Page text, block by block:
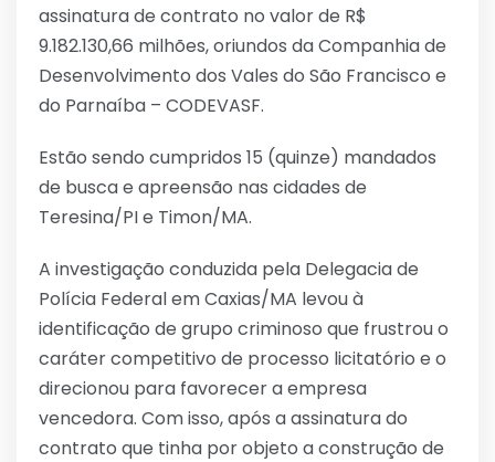
assinatura de contrato no valor de R$
9.182.130,66 milhões, oriundos da Companhia de
Desenvolvimento dos Vales do São Francisco e
do Parnaíba – CODEVASF.
Estão sendo cumpridos 15 (quinze) mandados
de busca e apreensão nas cidades de
Teresina/PI e Timon/MA.
A investigação conduzida pela Delegacia de
Polícia Federal em Caxias/MA levou à
identificação de grupo criminoso que frustrou o
caráter competitivo de processo licitatório e o
direcionou para favorecer a empresa
vencedora. Com isso, após a assinatura do
contrato que tinha por objeto a construção de